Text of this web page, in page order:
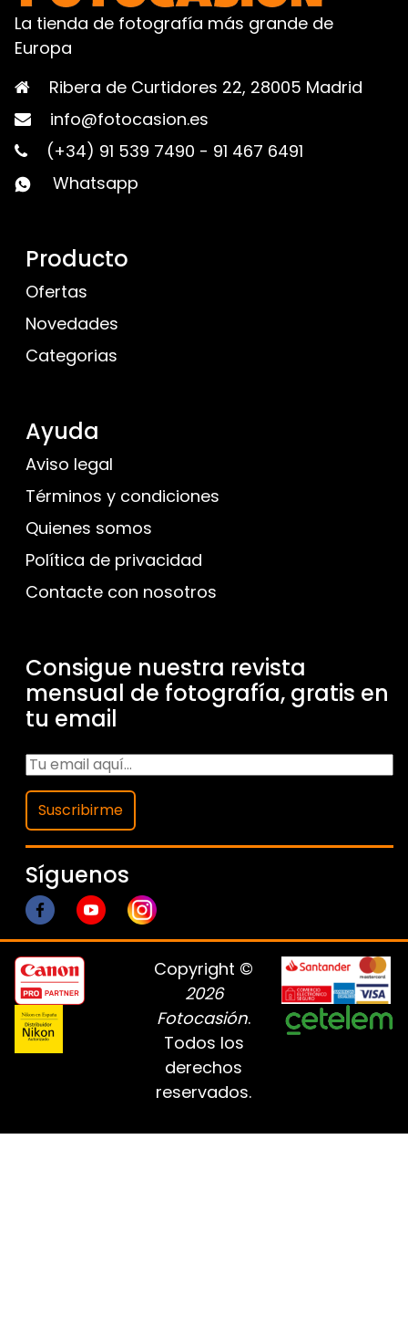
La tienda de fotografía más grande de
Europa
Ribera de Curtidores 22, 28005 Madrid
info@fotocasion.es
(+34) 91 539 7490 - 91 467 6491
Whatsapp
Producto
Ofertas
Novedades
Categorias
Ayuda
Aviso legal
Términos y condiciones
Quienes somos
Política de privacidad
Contacte con nosotros
Consigue nuestra revista
mensual de fotografía, gratis en
tu email
Suscribirme
Síguenos
Copyright ©
2026
Fotocasión.
Todos los
derechos
reservados.